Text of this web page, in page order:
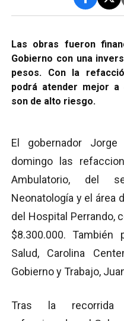
Las obras fueron
Gobierno con una
pesos. Con la
podrá atender mejor a
son de alto riesgo.
El gobernador Jorge
domingo las
Ambulatorio, del
Neonatología y el área
del Hospital Perrando,
$8.300.000. También
Salud, Carolina
Gobierno y Trabajo,
Tras la recorrida